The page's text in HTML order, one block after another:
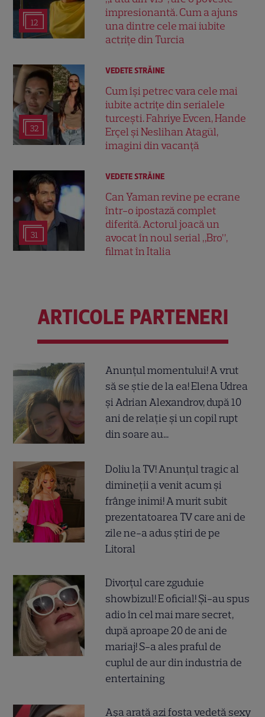
12
impresionantă. Cum a ajuns
una dintre cele mai iubite
actrițe din Turcia
32
VEDETE STRĂINE
Cum își petrec vara cele mai
iubite actrițe din serialele
turcești. Fahriye Evcen, Hande
Erçel și Neslihan Atagül,
imagini din vacanță
31
VEDETE STRĂINE
Can Yaman revine pe ecrane
într-o ipostază complet
diferită. Actorul joacă un
avocat în noul serial „Bro”,
filmat în Italia
ARTICOLE PARTENERI
Anunțul momentului! A vrut
să se știe de la ea! Elena Udrea
și Adrian Alexandrov, după 10
ani de relație și un copil rupt
din soare au...
Doliu la TV! Anunțul tragic al
dimineții a venit acum și
frânge inimi! A murit subit
prezentatoarea TV care ani de
zile ne-a adus știri de pe
Litoral
Divorțul care zguduie
showbizul! E oficial! Și-au spus
adio în cel mai mare secret,
după aproape 20 de ani de
mariaj! S-a ales praful de
cuplul de aur din industria de
entertaining
Așa arată azi fosta vedetă sexy